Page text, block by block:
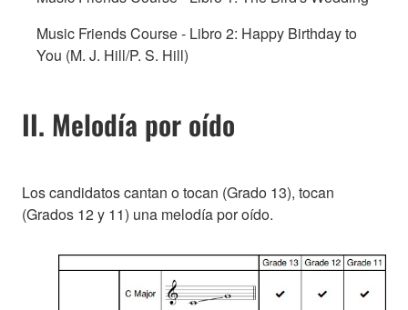
Music Friends Course - Libro 2: Happy Birthday to
You (M. J. Hill/P. S. Hill)
II. Melodía por oído
Los candidatos cantan o tocan (Grado 13), tocan
(Grados 12 y 11) una melodía por oído.